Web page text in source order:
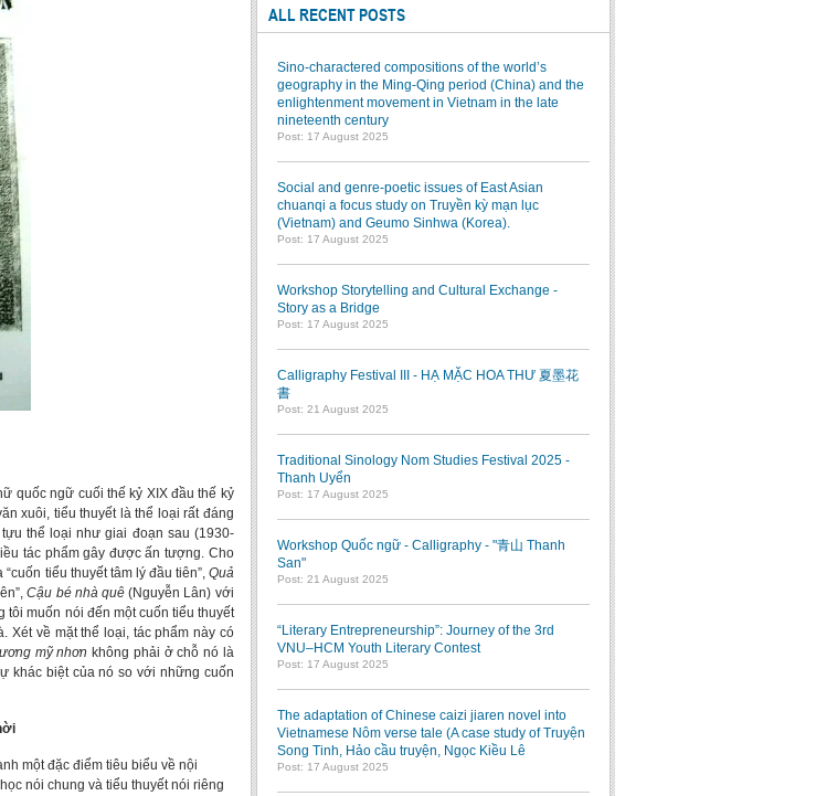
quốc ngữ cuối thế kỷ XIX đầu thế kỷ
xuôi, tiểu thuyết là thể loại rất đáng
thể loại như giai đoạn sau (1930-
tác phẩm gây được ấn tượng. Cho
tiểu thuyết tâm lý đầu tiên”, Quả
Cậu bé nhà quê (Nguyễn Lân) với
tôi muốn nói đến một cuốn tiểu thuyết
Xét về mặt thể loại, tác phẩm này có
mỹ nhơn không phải ở chỗ nó là
khác biệt của nó so với những cuốn
một đặc điểm tiêu biểu về nội
nói chung và tiểu thuyết nói riêng
ALL RECENT POSTS
Sino-charactered compositions of the world’s
geography in the Ming-Qing period (China) and the
enlightenment movement in Vietnam in the late
nineteenth century
Post: 17 August 2025
Social and genre-poetic issues of East Asian
chuanqi a focus study on Truyền kỳ mạn lục
(Vietnam) and Geumo Sinhwa (Korea).
Post: 17 August 2025
Workshop Storytelling and Cultural Exchange -
Story as a Bridge
Post: 17 August 2025
Calligraphy Festival III - HẠ MẶC HOA THƯ 夏墨花
書
Post: 21 August 2025
Traditional Sinology Nom Studies Festival 2025 -
Thanh Uyển
Post: 17 August 2025
Workshop Quốc ngữ - Calligraphy - "青山 Thanh
San"
Post: 21 August 2025
“Literary Entrepreneurship”: Journey of the 3rd
VNU–HCM Youth Literary Contest
Post: 17 August 2025
The adaptation of Chinese caizi jiaren novel into
Vietnamese Nôm verse tale (A case study of Truyện
Song Tinh, Hảo cầu truyện, Ngọc Kiều Lê
Post: 17 August 2025